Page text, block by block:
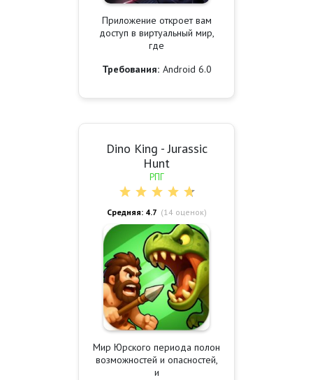
Приложение откроет вам
доступ в виртуальный мир,
где
Требования: Android 6.0
Dino King - Jurassic
Hunt
РПГ
Средняя: 4.7 (14оценок)
Мир Юрского периода полон
возможностей и опасностей,
и